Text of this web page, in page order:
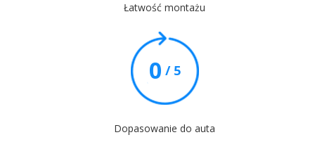
Łatwość montażu
0 / 5
Dopasowanie do auta